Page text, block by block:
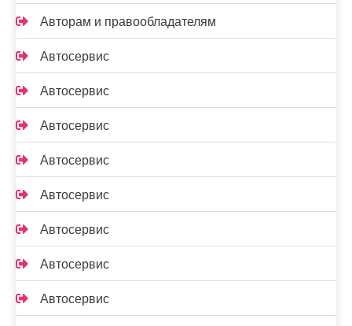
Авторам и правообладателям
Автосервис
Автосервис
Автосервис
Автосервис
Автосервис
Автосервис
Автосервис
Автосервис